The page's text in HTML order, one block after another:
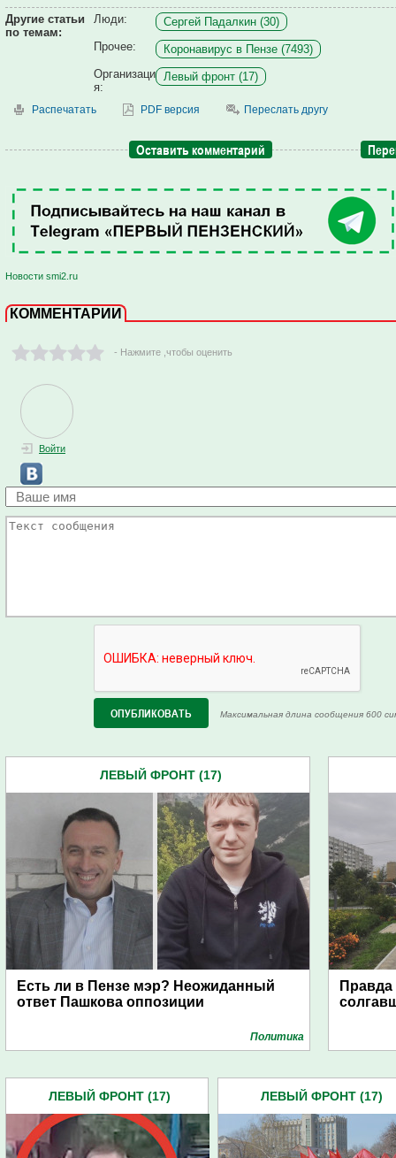
Другие статьи
по темам:
Люди:
Сергей Падалкин (30)
Прочее:
Коронавирус в Пензе (7493)
Организаци
я:
Левый фронт (17)
Распечатать PDF версия Переслать другу
Оставить комментарий
Новости smi2.ru
КОММЕНТАРИИ
- Нажмите ,чтобы оценить
Войти
Максимальная длина сообщения 600
ЛЕВЫЙ ФРОНТ (17)
Есть ли в Пензе мэр? Неожиданный
ответ Пашкова оппозиции
Политика
ЛЕВЫЙ ФРОНТ (17) ЛЕВЫЙ ФРОНТ (17)